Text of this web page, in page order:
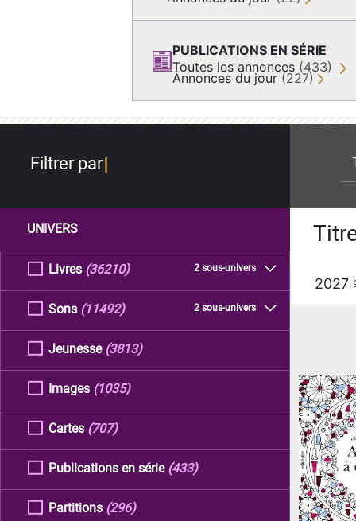
PUBLICATIONS EN SÉRIE
Toutes les annonces (433)
Annonces du jour (227)
Filtrer par
UNIVERS
Livres 2 sous-univers
(36210)
Sons 2 sous-univers
(11492)
Jeunesse (3813)
Images (1035)
Cartes (707)
Publications en série (433)
Partitions (296)
2027